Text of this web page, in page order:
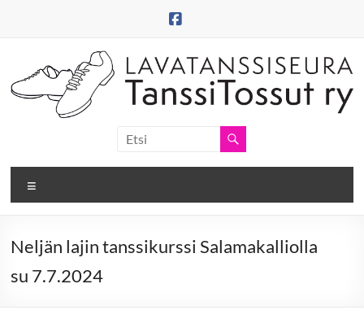
Tanssitossut
ry
Tanssitossujen
sivut
Neljän lajin tanssikurssi Salamakalliolla
su 7.7.2024